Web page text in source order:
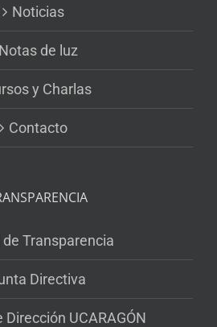
Noticias
Notas de luz
y Charlas
Contacto
de Transparencia
Directiva
Dirección UCARAGÓN